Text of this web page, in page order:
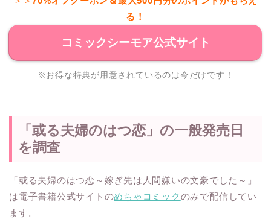
る！
コミックシーモア公式サイト
※お得な特典が用意されているのは今だけです！
「或る夫婦のはつ恋」の一般発売日
を調査
「或る夫婦のはつ恋～嫁ぎ先は人間嫌いの文豪でした～」
は電子書籍公式サイトのめちゃコミックのみで配信してい
ます。